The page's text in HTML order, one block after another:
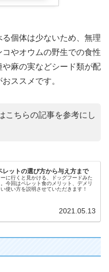
個体は少ないため、無理
やオウムの野生での食性
麻の実などシード類が配
ススメです。
こちらの記事を参考にし
レットの選び方から与え方まで
に行くと見かける、ドッグフードみた
今回はペレット食のメリット、デメリ
使い方を説明させていただきます！
2021.05.13